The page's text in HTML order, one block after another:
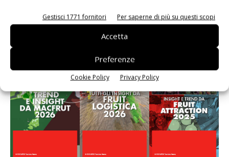
Gestisci 1771 fornitori Per saperne di più su questi scopi
Accetta
Preferenze
Cookie Policy Privacy Policy